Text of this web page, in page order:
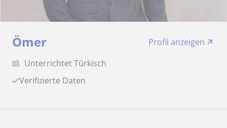
Ömer
Profil anzeigen
Unterrichtet Türkisch
Verifizierte Daten